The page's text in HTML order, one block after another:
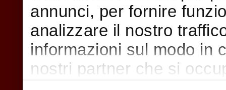
annunci, per fornire
analizzare il nostro
informazioni sul modo in
nostri partner che si